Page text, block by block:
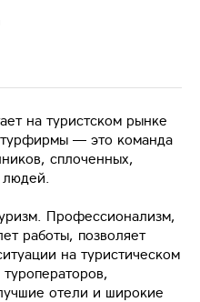
на туристском рынке
— это команда
сплоченных,
людей.
Профессионализм,
работы, позволяет
на туристическом
отели и широкие